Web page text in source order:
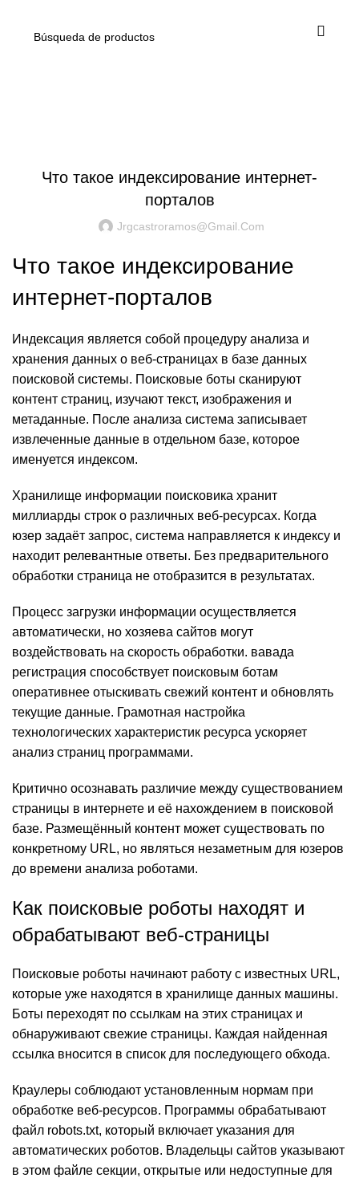
Что такое индексирование интернет-
порталов
Jrgcastroramos@gmail.com
Что такое индексирование
интернет-порталов
Индексация является собой процедуру анализа и
хранения данных о веб-страницах в базе данных
поисковой системы. Поисковые боты сканируют
контент страниц, изучают текст, изображения и
метаданные. После анализа система записывает
извлеченные данные в отдельном базе, которое
именуется индексом.
Хранилище информации поисковика хранит
миллиарды строк о различных веб-ресурсах. Когда
юзер задаёт запрос, система направляется к индексу и
находит релевантные ответы. Без предварительного
обработки страница не отобразится в результатах.
Процесс загрузки информации осуществляется
автоматически, но хозяева сайтов могут
воздействовать на скорость обработки. вавада
регистрация способствует поисковым ботам
оперативнее отыскивать свежий контент и обновлять
текущие данные. Грамотная настройка
технологических характеристик ресурса ускоряет
анализ страниц программами.
Критично осознавать различие между существованием
страницы в интернете и её нахождением в поисковой
базе. Размещённый контент может существовать по
конкретному URL, но являться незаметным для юзеров
до времени анализа роботами.
Как поисковые роботы находят и
обрабатывают веб‑страницы
Поисковые роботы начинают работу с известных URL,
которые уже находятся в хранилище данных машины.
Боты переходят по ссылкам на этих страницах и
обнаруживают свежие страницы. Каждая найденная
ссылка вносится в список для последующего обхода.
Краулеры соблюдают установленным нормам при
обработке веб-ресурсов. Программы обрабатывают
файл robots.txt, который включает указания для
автоматических роботов. Владельцы сайтов указывают
в этом файле секции, открытые или недоступные для